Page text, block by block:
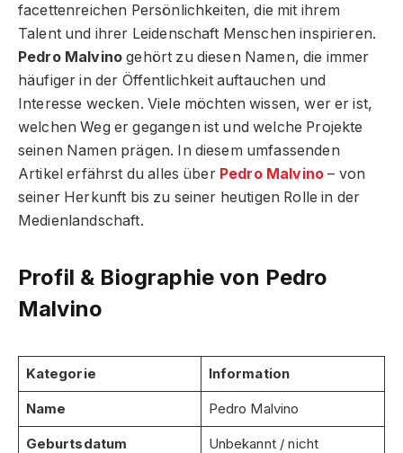
facettenreichen Persönlichkeiten, die mit ihrem
Talent und ihrer Leidenschaft Menschen inspirieren.
Pedro Malvino gehört zu diesen Namen, die immer
häufiger in der Öffentlichkeit auftauchen und
Interesse wecken. Viele möchten wissen, wer er ist,
welchen Weg er gegangen ist und welche Projekte
seinen Namen prägen. In diesem umfassenden
Artikel erfährst du alles über Pedro Malvino – von
seiner Herkunft bis zu seiner heutigen Rolle in der
Medienlandschaft.
Profil & Biographie von Pedro
Malvino
Kategorie Information
Name Pedro Malvino
Geburtsdatum
Unbekannt / nicht